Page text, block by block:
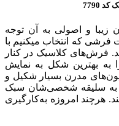
کد 7790
زیبا و اصولی به آن توجه
که انتخاب میکنیم با
فرش‌های کلاسیک در کنار
به بهترین شکل به نمایش
مدرن بسیار شکیل و
به سلیقه شخصی‌شان سبک
هرچند امروزه به‌کارگیری